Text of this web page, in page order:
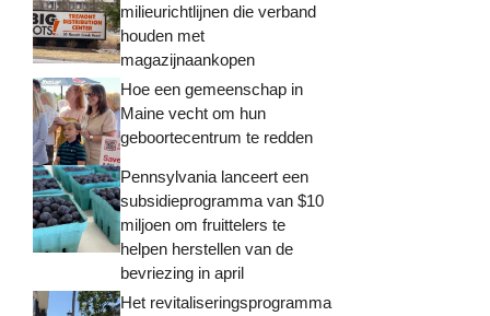
milieurichtlijnen die verband
houden met
magazijnaankopen
Hoe een gemeenschap in
Maine vecht om hun
geboortecentrum te redden
Pennsylvania lanceert een
subsidieprogramma van $10
miljoen om fruittelers te
helpen herstellen van de
bevriezing in april
Het revitaliseringsprogramma